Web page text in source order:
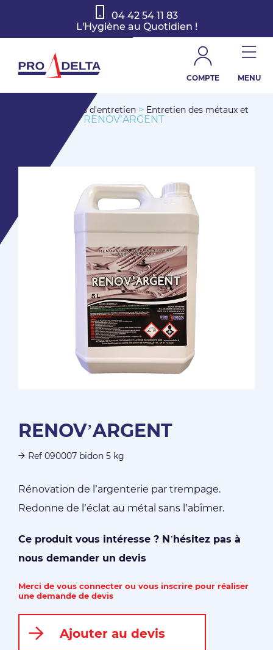
04 42 54 11 83
L'Hygiène au Quotidien !
COMPTE MENU
Produits d'entretien > Entretien des métaux et
> RENOV’ARGENT
RENOV’ARGENT
Ref 090007 bidon 5 kg
Rénovation de l’argenterie par trempage.
Redonne de l’éclat au métal sans l’abîmer.
Ce produit vous intéresse ? N’hésitez pas à
nous demander un devis
Merci de vous connecter ou vous inscrire pour réaliser
une demande de devis
Ajouter au devis